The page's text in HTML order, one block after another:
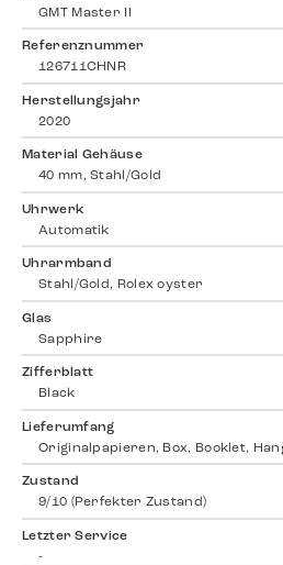
GMT Master II
Referenznummer
126711CHNR
Herstellungsjahr
2020
Material Gehäuse
40 mm, Stahl/Gold
Uhrwerk
Automatik
Uhrarmband
Stahl/Gold, Rolex oyster
Glas
Sapphire
Zifferblatt
Black
Lieferumfang
Originalpapieren, Box, Booklet,
Zustand
9/10 (Perfekter Zustand)
Letzter Service
-